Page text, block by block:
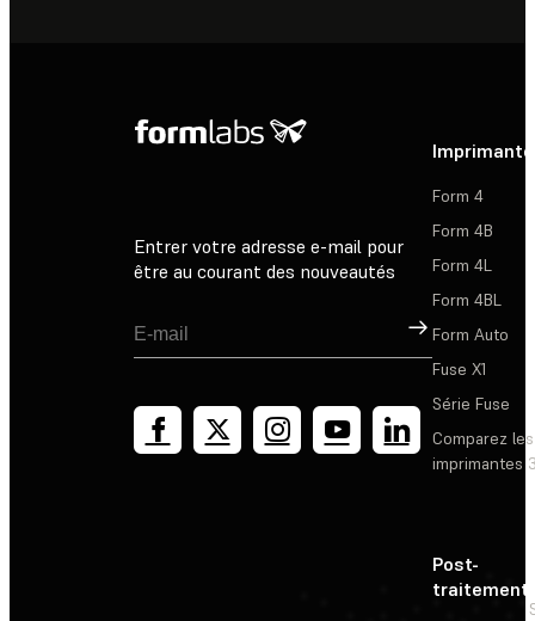
Entrer votre adresse e-mail pour
être au courant des nouveautés
Inscription
Form 4
Form 4B
Form 4L
Form 4BL
Form Auto
Fuse X1
Série Fuse
Comparez les
imprimantes
Post-
traitement